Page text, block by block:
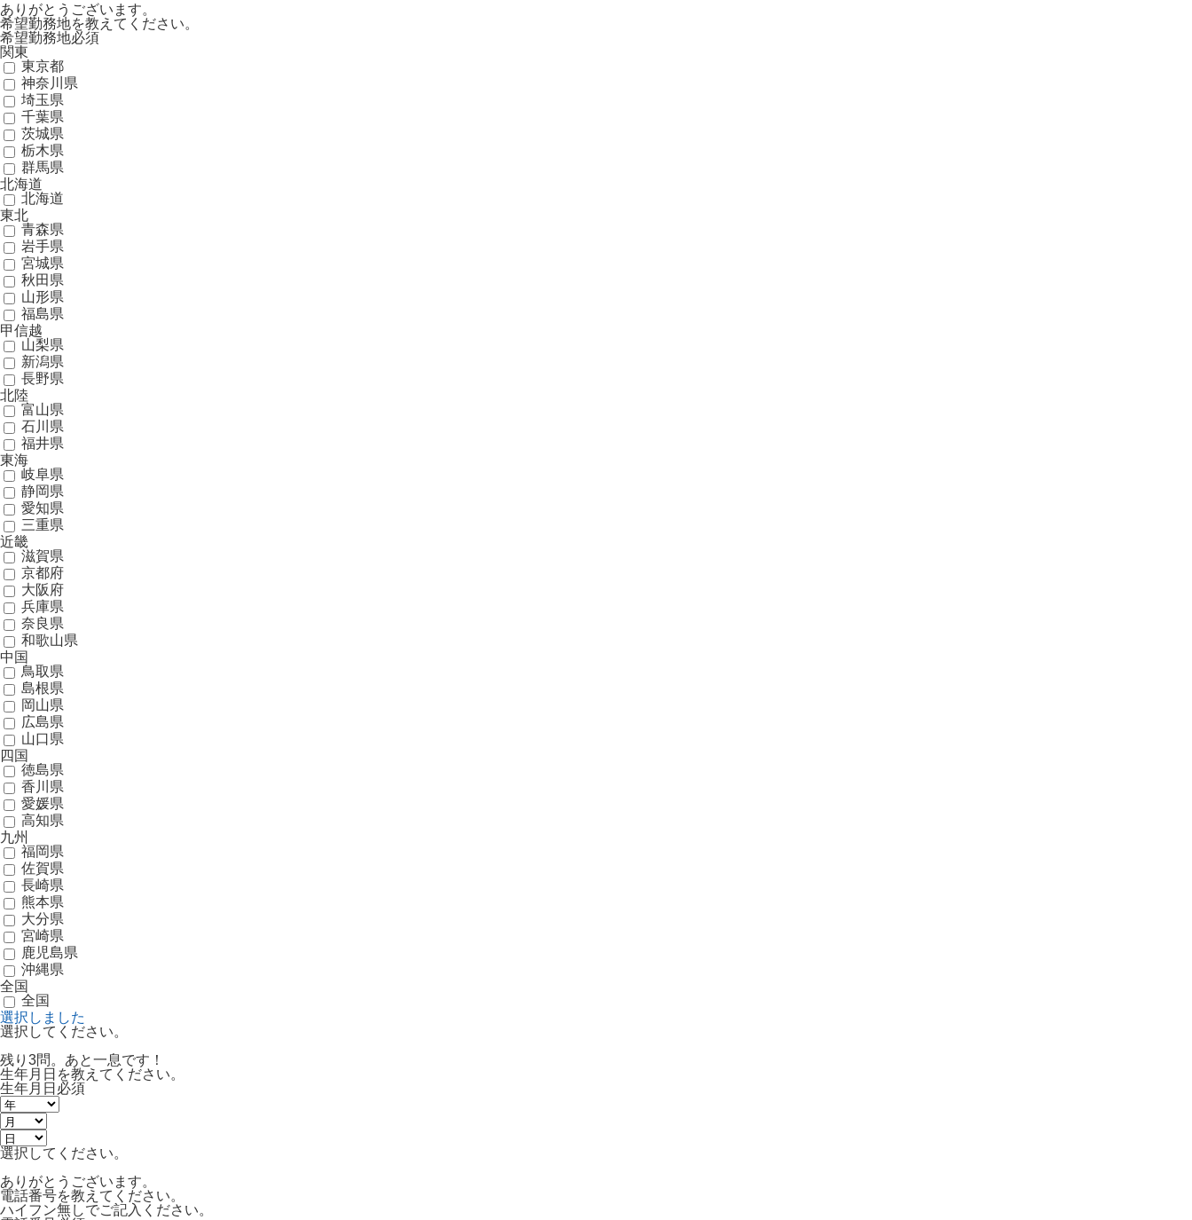
ありがとうございます。
希望勤務地を教えてください。
希望勤務地必須
関東
東京都
神奈川県
埼玉県
千葉県
茨城県
栃木県
群馬県
北海道
北海道
東北
青森県
岩手県
宮城県
秋田県
山形県
福島県
甲信越
山梨県
新潟県
長野県
北陸
富山県
石川県
福井県
東海
岐阜県
静岡県
愛知県
三重県
近畿
滋賀県
京都府
大阪府
兵庫県
奈良県
和歌山県
中国
鳥取県
島根県
岡山県
広島県
山口県
四国
徳島県
香川県
愛媛県
高知県
九州
福岡県
佐賀県
長崎県
熊本県
大分県
宮崎県
鹿児島県
沖縄県
全国
全国
選択しました
選択してください。
残り3問。あと一息です！
生年月日を教えてください。
生年月日 必須
選択してください。
ありがとうございます。
電話番号を教えてください。
ハイフン無しでご記入ください。